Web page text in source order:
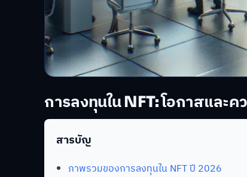
การลงทุนใน NFT: โอกาสและค
สารบัญ
ภาพรวมของการลงทุนใน NFT ปี 2026